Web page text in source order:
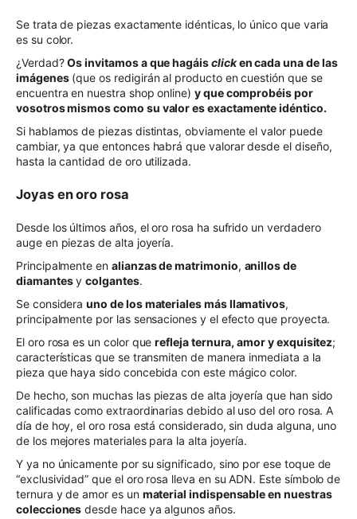
Se trata de piezas exactamente idénticas, lo único que varia
es su color.
¿Verdad?Os invitamos a que hagáisclicken cada una de las
imágenes(que os redigirán al producto en cuestión que se
encuentra en nuestra shop online) y que comprobéis por
vosotros mismos como su valor es exactamente idéntico.
Si hablamos de piezas distintas, obviamente el valor puede
cambiar, ya que entonces habrá que valorar desde el diseño,
hasta la cantidad de oro utilizada.
Joyas en oro rosa
Desde los últimos años, el oro rosa ha sufrido un verdadero
auge en piezas de alta joyería.
Principalmente en alianzas de matrimonio, anillos de
diamantesycolgantes.
Se considerauno de los materiales más llamativos,
principalmente por las sensaciones y el efecto que proyecta.
El oro rosa es un color querefleja ternura, amor y exquisitez;
características que se transmiten de manera inmediata a la
pieza que haya sido concebida con este mágico color.
De hecho, son muchas las piezas de alta joyería que han sido
calificadas como extraordinarias debido al uso del oro rosa. A
día de hoy, el oro rosa está considerado, sin duda alguna, uno
de los mejores materiales para la alta joyería.
Y ya no únicamente por su significado, sino por ese toque de
“exclusividad” que el oro rosa lleva en su ADN. Este símbolo de
ternura y de amor es un material indispensable en nuestras
colecciones desde hace ya algunos años.